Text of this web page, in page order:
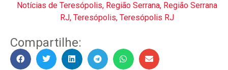
Notícias de Teresópolis, Região Serrana, Região Serrana
RJ, Teresópolis, Teresópolis RJ
Compartilhe: